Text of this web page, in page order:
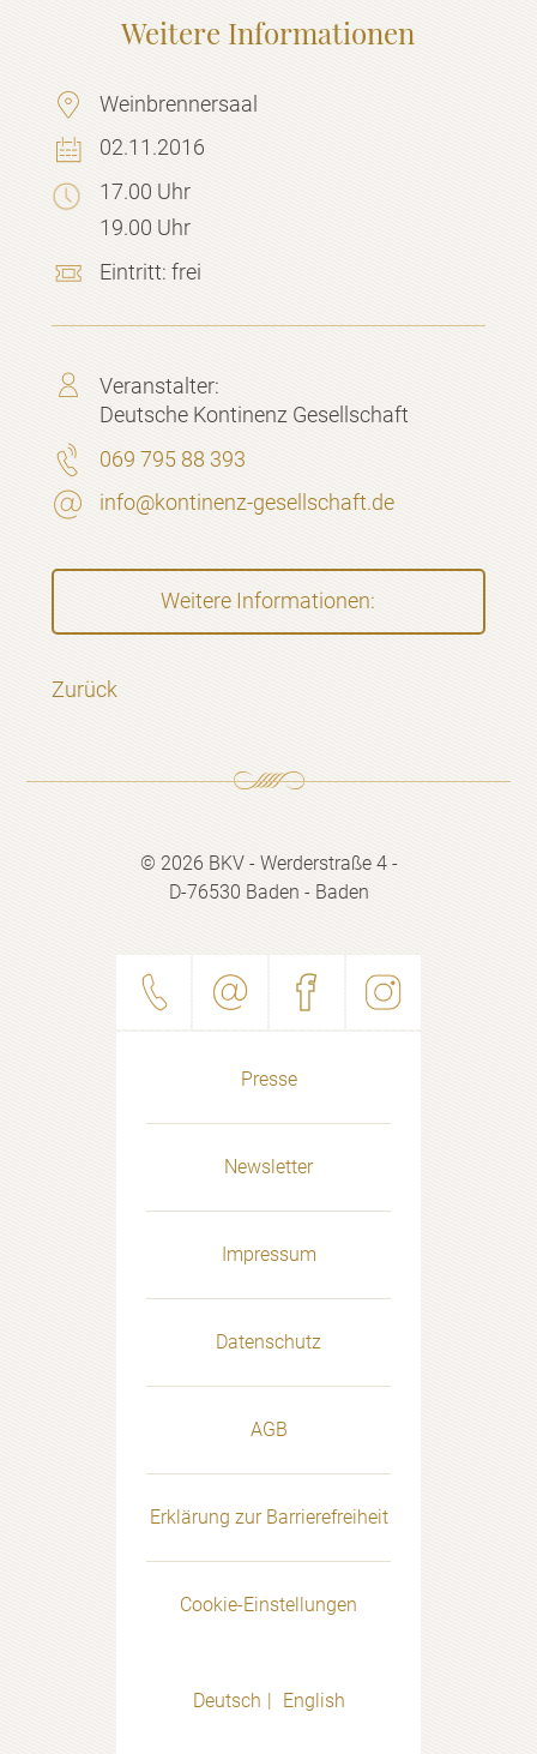
Weitere Informationen
Weinbrennersaal
02.11.2016
17.00 Uhr
19.00 Uhr
Eintritt: frei
Veranstalter:
Deutsche Kontinenz Gesellschaft
069 795 88 393
info@kontinenz-gesellschaft.de
Weitere Informationen:
Zurück
© 2026 BKV - Werderstraße 4 -
D-76530 Baden - Baden
Presse
Newsletter
Impressum
Datenschutz
AGB
Erklärung zur Barrierefreiheit
Cookie-Einstellungen
Deutsch English